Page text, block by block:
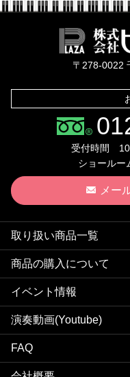
〒278-0022
受付時間
ショールーム
メー
取り扱い商品一覧
商品の購入について
イベント情報
演奏動画(Youtube)
FAQ